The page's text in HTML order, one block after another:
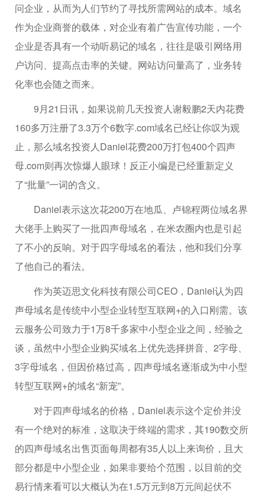
问企业，从而为人们节约了寻找所需网站的成本。域名
作为企业商誉的载体，对企业有着广告宣传功能，一个
企业是否具有一个动听易记的域名，往往是吸引网络用
户访问、提高点击率的关键。网站访问量高了，业务转
化率也会随之而来。
9月21日讯，如果说前几天投资人谢毅鹏2天内花费
160多万注册了3.3万个6数字.com域名已经让你叹为观
止，那么域名投资人Daniel花费200万打包400个四声
母.com则再次惊爆人眼球！反正小编是已经重新定义
了“批量”一词的含义。
Daniel表示这次花200万在地瓜、卢锦程两位域名界
大佬手上购买了一批四声母域名，在米农圈内也是引起
了不小的反响。对于四字母域名的看法，他和我们分享
了他自己的看法。
作为英迈思文化科技有限公司CEO，Daniel认为四
声母域名是传统中小型企业转型互联网+的入口刚需。该
云服务公司致力于1万8千多家中小型企业之间，经验之
谈，虽然中小型企业购买域名上优先选择拼音、2字母、
3字母域名，但因价格过高，四声母域名逐渐成为中小型
转型互联网+的域名“新宠”。
对于四声母域名的价格，Daniel表示这个定价并没
有一个绝对的标准，这取决于终端的需求，其190数交所
的四声母域名出售页面每周都有35人以上来询价，且大
部分都是中小型企业，如果非要给个范围，以目前的交
易行情来看可以大概认为在1.5万元到8万元间起伏不